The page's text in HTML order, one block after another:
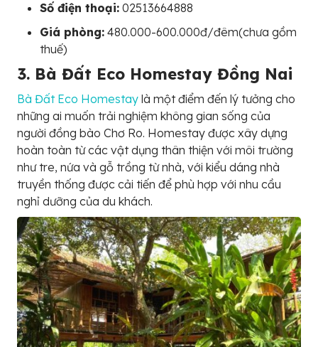
Số điện thoại: 02513664888
Giá phòng: 480.000-600.000đ/đêm(chưa gồm
thuế)
3. Bà Đất Eco Homestay Đồng Nai
Bà Đất Eco Homestay là một điểm đến lý tưởng cho
những ai muốn trải nghiệm không gian sống của
người đồng bào Chơ Ro. Homestay được xây dựng
hoàn toàn từ các vật dụng thân thiện với môi trường
như tre, nứa và gỗ trồng từ nhà, với kiểu dáng nhà
truyền thống được cải tiến để phù hợp với nhu cầu
nghỉ dưỡng của du khách.